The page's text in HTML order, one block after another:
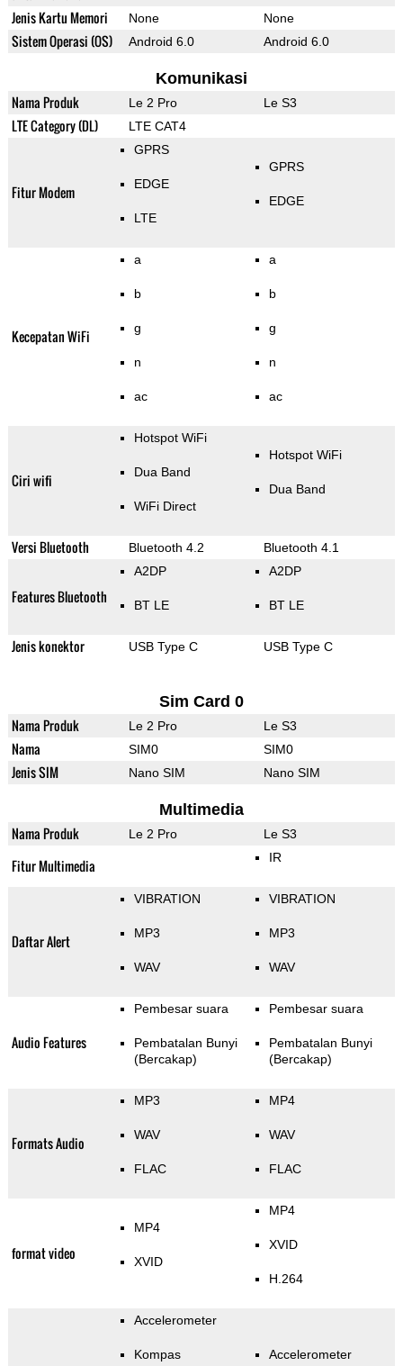
Jenis Kartu Memori
None None
Sistem Operasi (OS) Android 6.0 Android 6.0
Komunikasi
Nama Produk Le 2 Pro Le S3
LTE Category (DL) LTE CAT4
Fitur Modem
GPRS
EDGE
LTE
GPRS
EDGE
Kecepatan WiFi
a
b
g
n
ac
a
b
g
n
ac
Ciri wifi
Hotspot WiFi
Dua Band
WiFi Direct
Hotspot WiFi
Dua Band
Versi Bluetooth Bluetooth 4.2 Bluetooth 4.1
Features Bluetooth
A2DP
BT LE
A2DP
BT LE
Jenis konektor USB Type C USB Type C
Sim Card 0
Nama Produk Le 2 Pro Le S3
Nama SIM0 SIM0
Jenis SIM Nano SIM Nano SIM
Multimedia
Nama Produk Le 2 Pro Le S3
Fitur Multimedia IR
Daftar Alert
VIBRATION
MP3
WAV
VIBRATION
MP3
WAV
Audio Features
Pembesar suara
Pembatalan Bunyi
(Bercakap)
Pembesar suara
Pembatalan Bunyi
(Bercakap)
Formats Audio
MP3
WAV
FLAC
MP4
WAV
FLAC
format video
MP4
XVID
MP4
XVID
H.264
Accelerometer
Kompas Accelerometer